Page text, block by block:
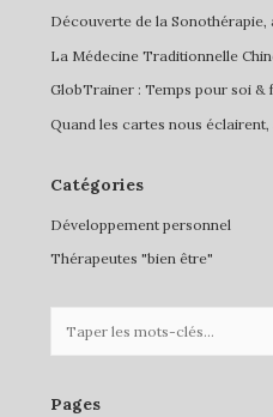
Découverte de la
La Médecine Traditionnelle
GlobTrainer : Temps pour soi &
Quand les cartes nous
Catégories
Développement personnel
Thérapeutes "bien être"
Pages